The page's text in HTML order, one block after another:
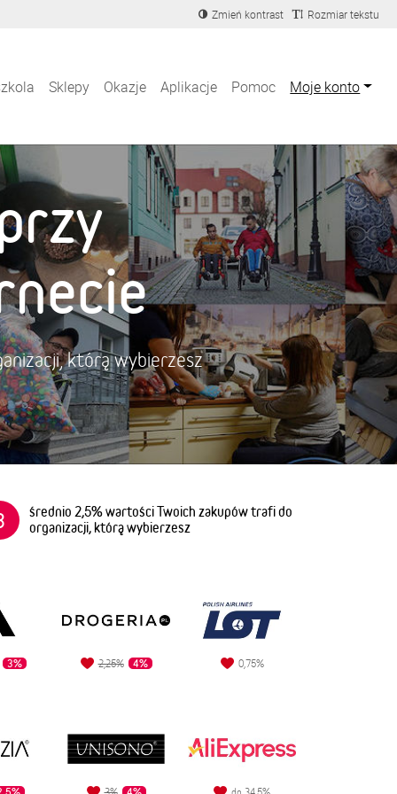
Zmień kontrast Rozmiar tekstu
Sklepy Okazje Aplikacje Pomoc Moje konto
którą wybierzesz
średnio 2,5% wartości Twoich zakupów trafi do
organizacji, którą wybierzesz
3% 2,25% 4% 0,75%
4%